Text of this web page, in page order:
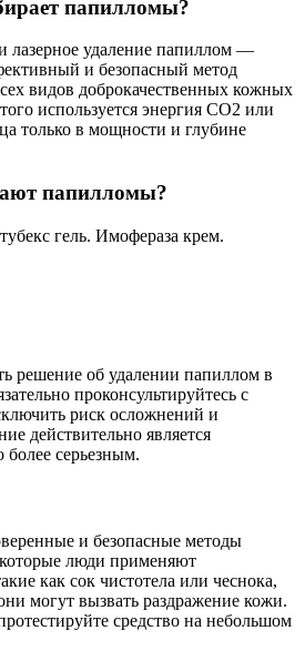
папилломы?
лазерное удаление папиллом ―
и безопасный метод
видов доброкачественных кожных
используется энергия СО2 или
только в мощности и глубине
папилломы?
гель. Имофераза крем.
решение об удалении папиллом в
проконсультируйтесь с
риск осложнений и
действительно является
серьезным.
и безопасные методы
люди применяют
как сок чистотела или чеснока,
могут вызвать раздражение кожи.
средство на небольшом